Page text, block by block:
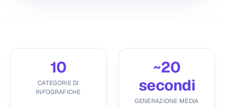
10
CATEGORIE DI
INFOGRAFICHE
~20
secondi
GENERAZIONE MEDIA